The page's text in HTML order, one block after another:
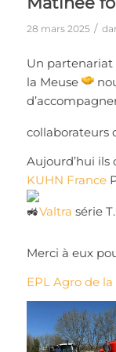
28 mars 2025 /
Un partenariat
la Meuse
collaborateurs
Aujourd’hui
KUHN France
Valtra série T.
Merci à eux
EPL Agro de la